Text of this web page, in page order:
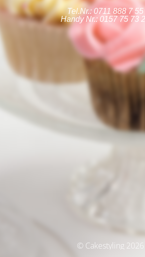
Tel.Nr.: 0711 888 7 55
Handy Nr.: 0157 75 73
© Cakestyling 2026